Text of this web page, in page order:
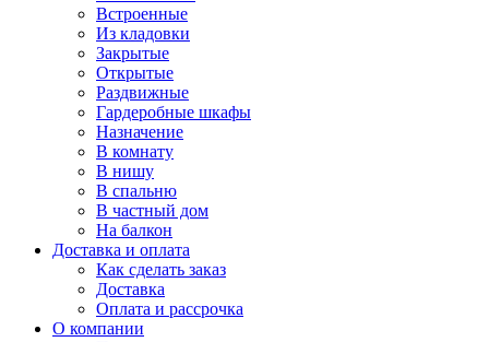
Встроенные
Из кладовки
Закрытые
Открытые
Раздвижные
Гардеробные шкафы
Назначение
В комнату
В нишу
В спальню
В частный дом
На балкон
Доставка и оплата
Как сделать заказ
Доставка
Оплата и рассрочка
О компании